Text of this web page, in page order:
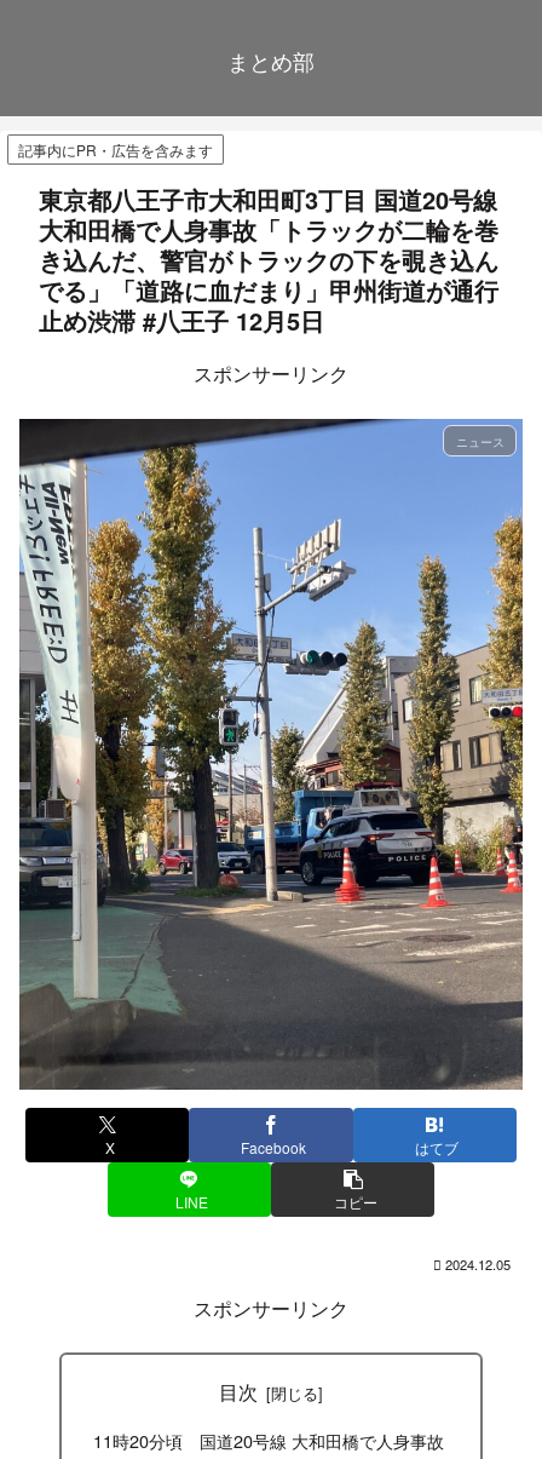
まとめ部
記事内にPR・広告を含みます
東京都八王子市大和田町3丁目 国道20号線
大和田橋で人身事故「トラックが二輪を巻
き込んだ、警官がトラックの下を覗き込ん
でる」「道路に血だまり」甲州街道が通行
止め渋滞 #八王子 12月5日
スポンサーリンク
ニュース
X Facebook はてブ
LINE コピー
2024.12.05
スポンサーリンク
目次
11時20分頃 国道20号線 大和田橋で人身事故